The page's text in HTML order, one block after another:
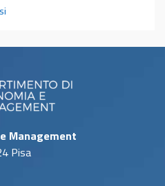
Management
Pisa